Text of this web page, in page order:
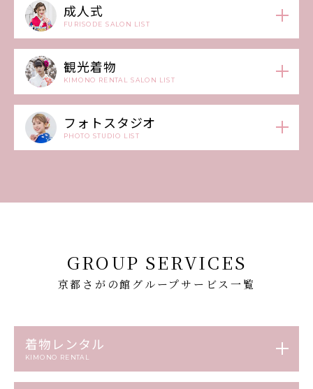
成人式
FURISODE SALON LIST
観光着物
KIMONO RENTAL SALON LIST
フォトスタジオ
PHOTO STUDIO LIST
GROUP SERVICES
京都さがの館グループサービス一覧
着物レンタル
KIMONO RENTAL